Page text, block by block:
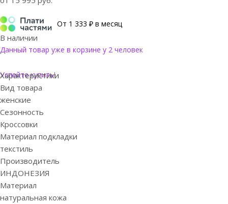
От 1 333 ₽ в месяц
В наличии
Данный товар уже в корзине у 2 человек
Успейте купить!
Характеристики
Вид товара
женские
Сезонность
Кроссовки
Материал подкладки
текстиль
Производитель
ИНДОНЕЗИЯ
Материал
натуральная кожа